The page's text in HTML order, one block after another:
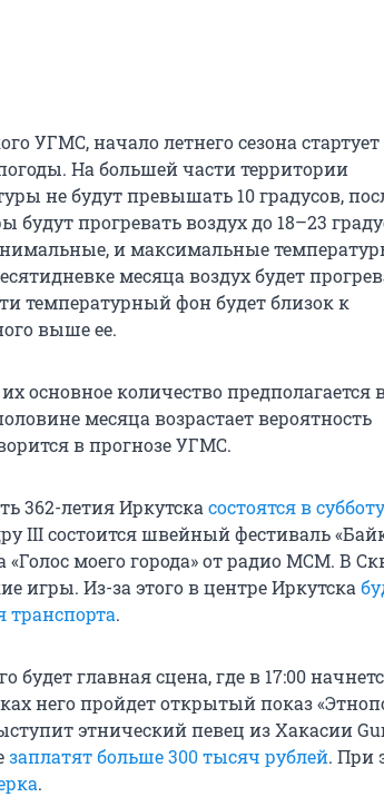
УГМС, начало летнего сезона стартует
На большей части территории
не будут превышать 10 градусов,
прогревать воздух до 18–23
и максимальные
месяца воздух будет
температурный фон будет близок к
выше ее.
основное количество предполагается
месяца возрастает вероятность
в прогнозе УГМС.
362-летия Иркутска состоятся в
III состоится швейный фестиваль
моего города» от радио МСМ. В
игры. Из-за этого в центре Иркутска
транспорта.
главная сцена, где в 17:00
него пройдет открытый показ
этнический певец из Хакасии
заплатят больше 300 тысяч рублей. При
.